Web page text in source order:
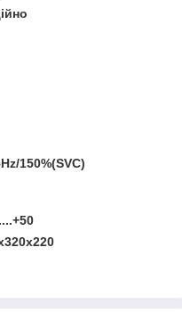
150%(SVC)